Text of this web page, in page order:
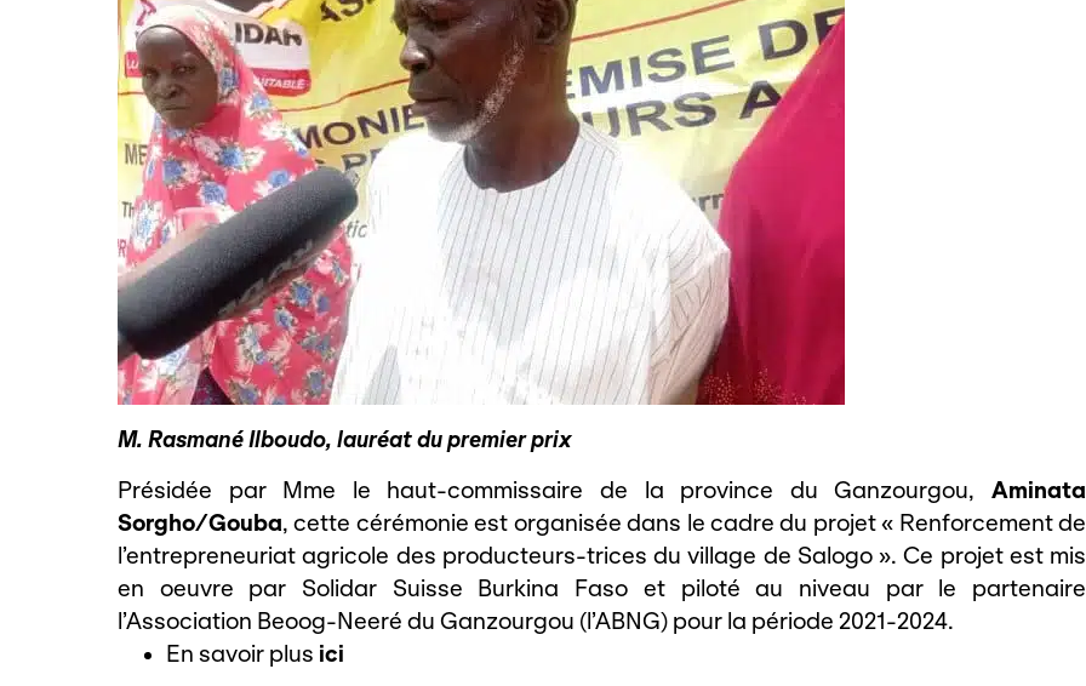
M. Rasmané Ilboudo, lauréat du premier prix
Présidée par Mme le haut-commissaire de la province du Ganzourgou, Aminata
Sorgho/Gouba, cette cérémonie est organisée dans le cadre du projet « Renforcement de
l’entrepreneuriat agricole des producteurs-trices du village de Salogo ». Ce projet est mis
en oeuvre par Solidar Suisse Burkina Faso et piloté au niveau par le partenaire
l’Association Beoog-Neeré du Ganzourgou (l’ABNG) pour la période 2021-2024.
En savoir plus ici